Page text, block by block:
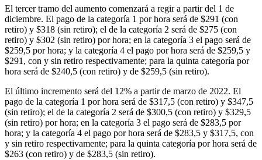
El tercer tramo del aumento comenzará a regir a partir del 1 de
diciembre. El pago de la categoría 1 por hora será de $291 (con
retiro) y $318 (sin retiro); el de la categoría 2 será de $275 (con
retiro) y $302 (sin retiro) por hora; en la categoría 3 el pago será de
$259,5 por hora; y la categoría 4 el pago por hora será de $259,5 y
$291, con y sin retiro respectivamente; para la quinta categoría por
hora será de $240,5 (con retiro) y de $259,5 (sin retiro).
El último incremento será del 12% a partir de marzo de 2022. El
pago de la categoría 1 por hora será de $317,5 (con retiro) y $347,5
(sin retiro); el de la categoría 2 será de $300,5 (con retiro) y $329,5
(sin retiro) por hora; en la categoría 3 el pago será de $283,5 por
hora; y la categoría 4 el pago por hora será de $283,5 y $317,5, con
y sin retiro respectivamente; para la quinta categoría por hora será de
$263 (con retiro) y de $283,5 (sin retiro).